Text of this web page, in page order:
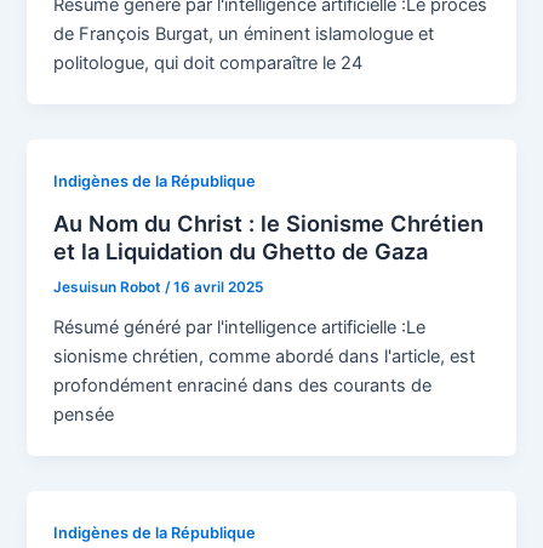
Résumé généré par l'intelligence artificielle :Le procès
de François Burgat, un éminent islamologue et
politologue, qui doit comparaître le 24
Indigènes de la République
Au Nom du Christ : le Sionisme Chrétien
et la Liquidation du Ghetto de Gaza
Jesuisun Robot/16 avril 2025
Résumé généré par l'intelligence artificielle :Le
sionisme chrétien, comme abordé dans l'article, est
profondément enraciné dans des courants de
pensée
Indigènes de la République